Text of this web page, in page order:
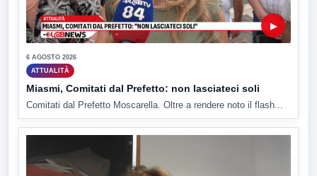
▶
6 AGOSTO 2026
ATTUALITÀ
Miasmi, Comitati dal Prefetto: non lasciateci soli
Comitati dal Prefetto Moscarella. Oltre a rendere noto il flash...